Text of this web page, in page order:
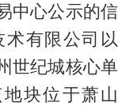
中心公示的信
有限公司以
世纪城核心单
地块位于萧山